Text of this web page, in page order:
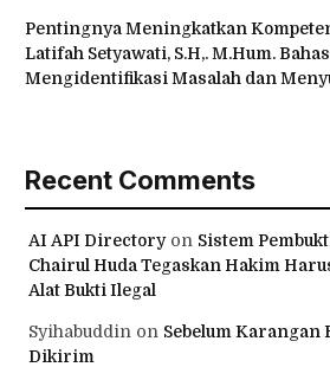
Pentingnya Meningkatkan
Latifah Setyawati, S.H,. M.Hum.
Mengidentifikasi Masalah dan
Recent Comments
AI API Directoryon Sistem
Chairul Huda Tegaskan Hakim
Alat Bukti Ilegal
Syihabuddin on Sebelum Karangan
Dikirim